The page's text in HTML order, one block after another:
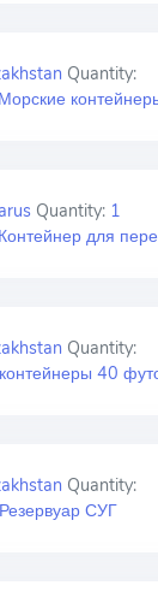
Quantity:
Quantity: 1
для
Quantity:
40
Quantity:
СУГ